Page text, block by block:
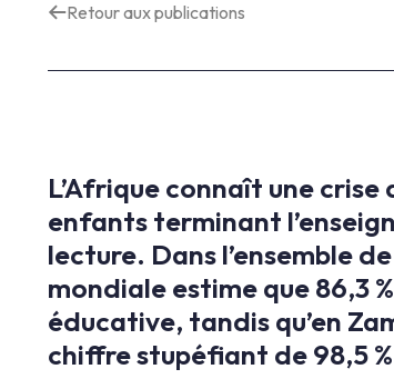
Retour aux publications
L’Afrique connaît une
enfants terminant
lecture. Dans l’ensemble
mondiale estime que 86,3
éducative, tandis qu’en
chiffre stupéfiant de 98,5